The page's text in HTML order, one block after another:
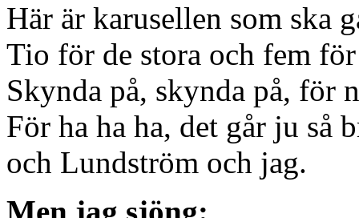
Här är karusellen som ska
Tio för de stora och fem för
Skynda på, skynda på, för
För ha ha ha, det går ju så
och Lundström och jag.